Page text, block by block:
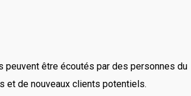
être écoutés par des personnes du
et de nouveaux clients potentiels.